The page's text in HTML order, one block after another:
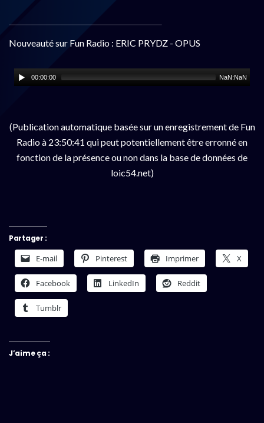
Nouveauté sur Fun Radio : ERIC PRYDZ - OPUS
00:00:00 NaN:NaN
(Publication automatique basée sur un enregistrement de Fun
Radio à 23:50:41 qui peut potentiellement être erronné en
fonction de la présence ou non dans la base de données de
loic54.net)
Partager :
E-mail Pinterest Imprimer X
Facebook LinkedIn Reddit
Tumblr
J’aime ça :